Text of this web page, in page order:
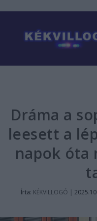
Dráma a
leesett a
napok óta
Írta: KÉKVILLOGÓ |